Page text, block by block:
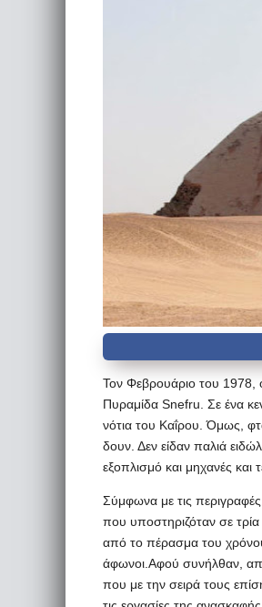
Τον Φεβρουάριο του 1978,
Πυραμίδα Snefru. Σε ένα
νότια του Καΐρου. Όμως,
δουν. Δεν είδαν παλιά
εξοπλισμό και μηχανές και
Σύμφωνα με τις
που υποστηριζόταν σε
από το πέρασμα του
άφωνοι.Αφού συνήλθαν,
που με την σειρά τους